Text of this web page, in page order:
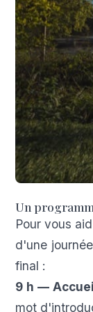
Un
Pour vous
d'une
final :
9 h —
mot